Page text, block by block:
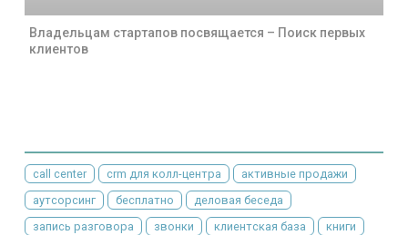
Владельцам стартапов посвящается – Поиск первых
клиентов
call center crm для колл-центра
активные продажи
аутсорсинг
бесплатно
деловая беседа
запись разговора
звонки клиентская база книги